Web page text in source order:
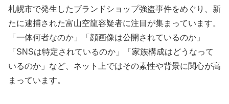
札幌市で発生したブランドショップ強盗事件をめぐり、新
たに逮捕された富山空龍容疑者に注目が集まっています。
「一体何者なのか」「顔画像は公開されているのか」
「SNSは特定されているのか」「家族構成はどうなって
いるのか」など、ネット上ではその素性や背景に関心が高
まっています。